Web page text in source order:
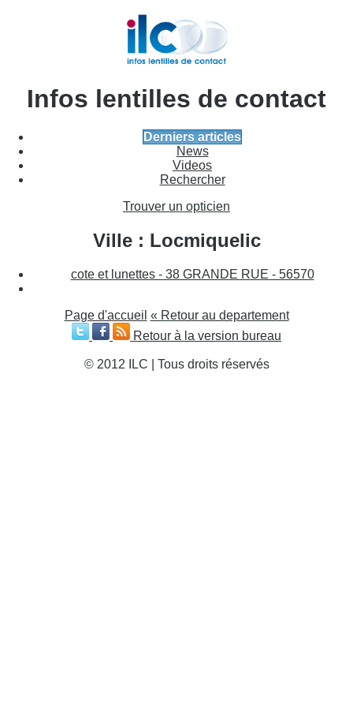
Infos lentilles de contact
Derniers articles
News
Videos
Rechercher
Trouver un opticien
Ville : Locmiquelic
cote et lunettes - 38 GRANDE RUE - 56570
Page d'accueil « Retour au departement
Retour à la version bureau
© 2012 ILC | Tous droits réservés